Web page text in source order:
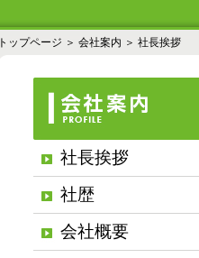
トップページ ＞ 会社案内 ＞ 社長挨拶
社長挨拶
社歴
会社概要